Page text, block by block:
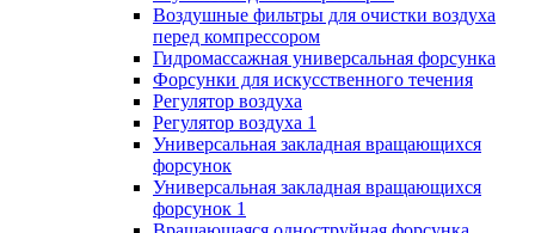
Воздушные фильтры для очистки воздуха
перед компрессором
Гидромассажная универсальная форсунка
Форсунки для искусственного течения
Регулятор воздуха
Регулятор воздуха 1
Универсальная закладная вращающихся
форсунок
Универсальная закладная вращающихся
форсунок 1